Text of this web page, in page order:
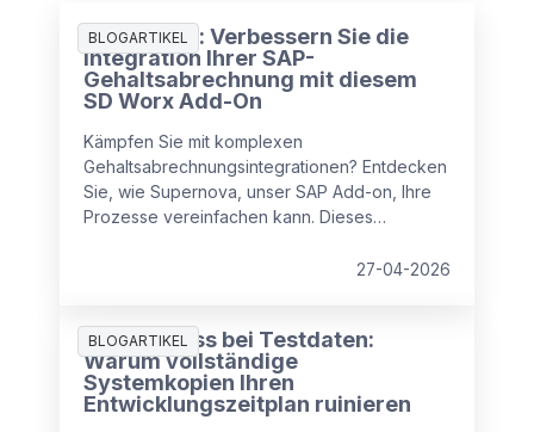
BLOGARTIKEL
Supernova: Verbessern Sie die
Integration Ihrer SAP-
Gehaltsabrechnung mit diesem
SD Worx Add-On
Kämpfen Sie mit komplexen
Gehaltsabrechnungsintegrationen? Entdecken
Sie, wie Supernova, unser SAP Add-on, Ihre
Prozesse vereinfachen kann. Dieses
Geschäftsprozesse reibungslos laufen.
27-04-2026
BLOGARTIKEL
Der Engpass bei Testdaten:
Warum vollständige
Systemkopien Ihren
Entwicklungszeitplan ruinieren